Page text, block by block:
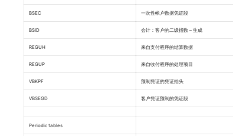
BSEC 一次性帐户数据凭证段
BSID 会计：客户的二级指数 – 生成
REGUH 来自支付程序的结算数据
REGUP 来自收付程序的处理项目
VBKPF 预制凭证的凭证抬头
VBSEGD 客户凭证预制的凭证段
Periodic tables